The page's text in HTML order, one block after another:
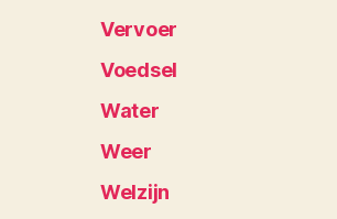
Vervoer
Voedsel
Water
Weer
Welzijn